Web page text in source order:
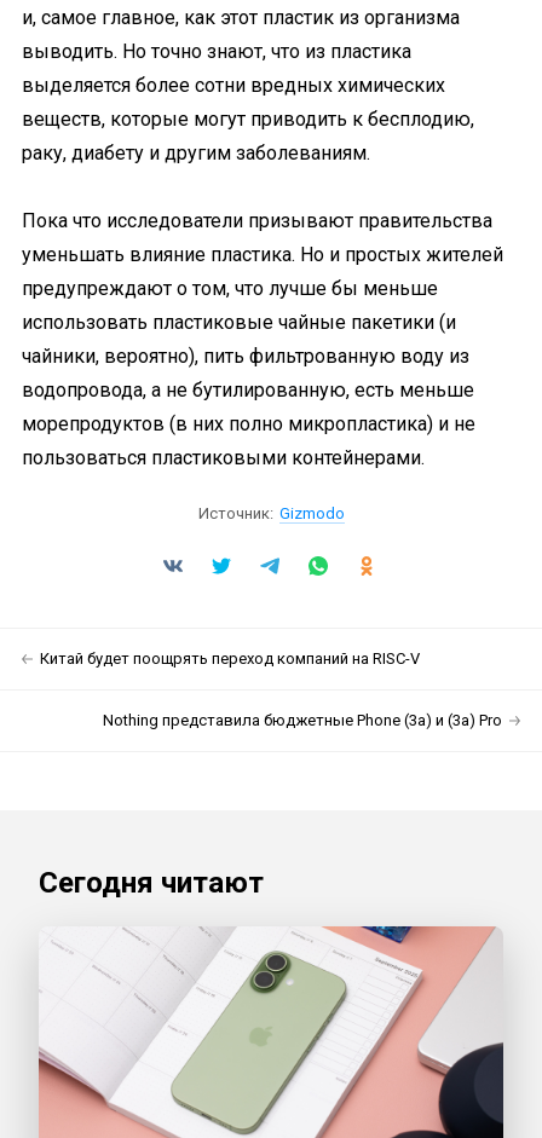
и, самое главное, как этот пластик из организма
выводить. Но точно знают, что из пластика
выделяется более сотни вредных химических
веществ, которые могут приводить к бесплодию,
раку, диабету и другим заболеваниям.
Пока что исследователи призывают правительства
уменьшать влияние пластика. Но и простых жителей
предупреждают о том, что лучше бы меньше
использовать пластиковые чайные пакетики (и
чайники, вероятно), пить фильтрованную воду из
водопровода, а не бутилированную, есть меньше
морепродуктов (в них полно микропластика) и не
пользоваться пластиковыми контейнерами.
Источник: Gizmodo
Китай будет поощрять переход компаний на RISC-V
Nothing представила бюджетные Phone (3a) и (3a) Pro
Сегодня читают